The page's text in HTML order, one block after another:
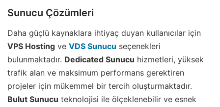
Sunucu Çözümleri
Daha güçlü kaynaklara ihtiyaç duyan kullanıcılar için
VPS Hosting ve VDS Sunucu seçenekleri
bulunmaktadır. Dedicated Sunucu hizmetleri, yüksek
trafik alan ve maksimum performans gerektiren
projeler için mükemmel bir tercih oluşturmaktadır.
Bulut Sunucu teknolojisi ile ölçeklenebilir ve esnek